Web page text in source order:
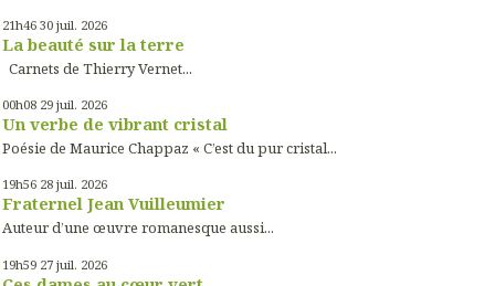
21h46 30 juil. 2026
La beauté sur la terre
Carnets de Thierry Vernet...
00h08 29 juil. 2026
Un verbe de vibrant cristal
Poésie de Maurice Chappaz « C’est du pur cristal...
19h56 28 juil. 2026
Fraternel Jean Vuilleumier
Auteur d’une œuvre romanesque aussi...
19h59 27 juil. 2026